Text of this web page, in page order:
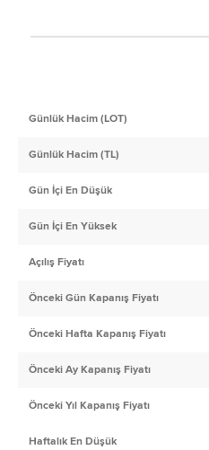
Günlük Hacim (LOT)
Günlük Hacim (TL)
Gün İçi En Düşük
Gün İçi En Yüksek
Açılış Fiyatı
Önceki Gün Kapanış Fiyatı
Önceki Hafta Kapanış Fiyatı
Önceki Ay Kapanış Fiyatı
Önceki Yıl Kapanış Fiyatı
Haftalık En Düşük